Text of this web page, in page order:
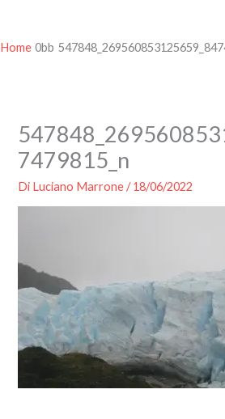
contenuto
Home
7479815_n
Di Luciano Marrone/18/06/2022